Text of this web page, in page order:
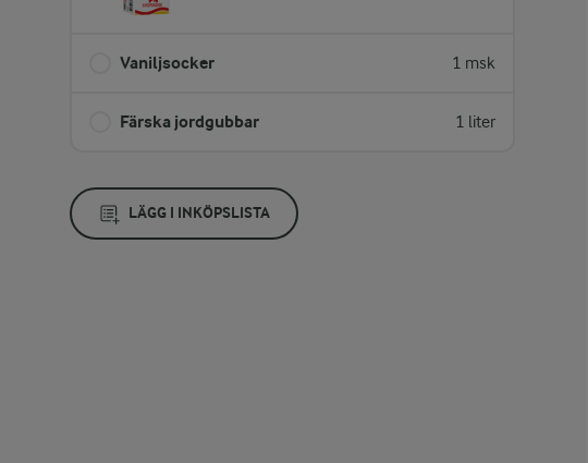
Vaniljsocker 1 msk
Färska jordgubbar 1 liter
LÄGG I INKÖPSLISTA